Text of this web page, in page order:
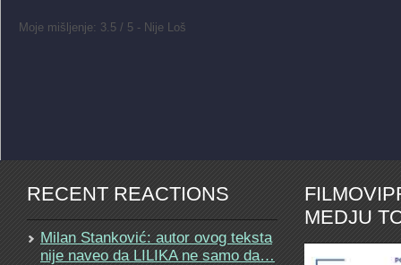
Moje mišljenje: 3.5 / 5 - Nije Loš
RECENT REACTIONS
Milan Stanković: autor ovog teksta
nije naveo da LILIKA ne samo da…
MEDJU